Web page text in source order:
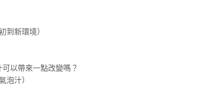
責人
」、「食譜」、「食材小知識」、「小公民想一想」。
到新環境）
以帶來一點改變嗎？
泡汁）